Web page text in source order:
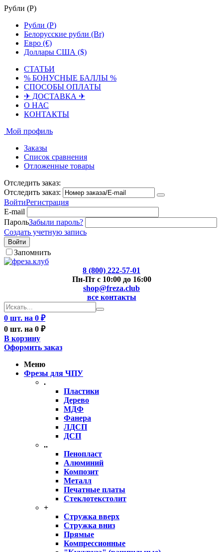
Рубли (Р)
Рубли (Р)
Белорусские рубли (Br)
Евро (€)
Доллары США ($)
СТАТЬИ
% БОНУСНЫЕ БАЛЛЫ %
СПОСОБЫ ОПЛАТЫ
✈ ДОСТАВКА ✈
О НАС
КОНТАКТЫ
Мой профиль
Заказы
Список сравнения
Отложенные товары
Отследить заказ:
Отследить заказ:
ВойтиРегистрация
E-mail
ПарольЗабыли пароль?
Создать учетную запись
Войти
Запомнить
8 (800) 222-57-01
Пн-Пт с 10:00 до 16:00
shop@freza.club
все контакты
0 шт. на 0 ₽
0 шт. на 0 ₽
В корзину
Оформить заказ
Меню
Фрезы для ЧПУ
.
Пластики
Дерево
МДФ
Фанера
ЛДСП
ДСП
..
Пенопласт
Алюминий
Композит
Металл
Печатные платы
Стеклотекстолит
+
Стружка вверх
Стружка вниз
Прямые
Компрессионные